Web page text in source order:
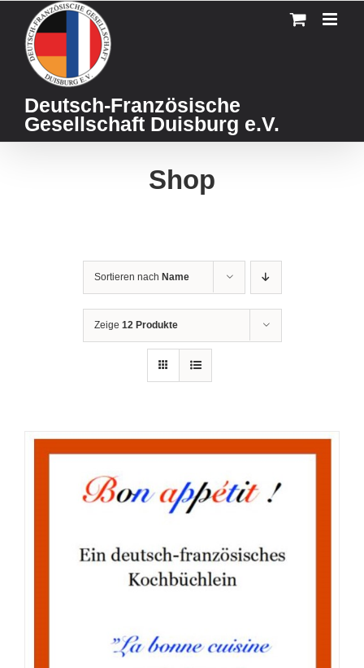
content
Deutsch-Französische
Gesellschaft Duisburg e.V.
Shop
Sortieren nach Name
Zeige 12 Produkte